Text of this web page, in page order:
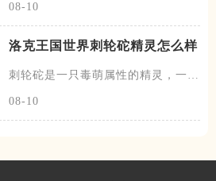
08-10
洛克王国世界刺轮砣精灵怎么样
刺轮砣是一只毒萌属性的精灵，一共
08-10